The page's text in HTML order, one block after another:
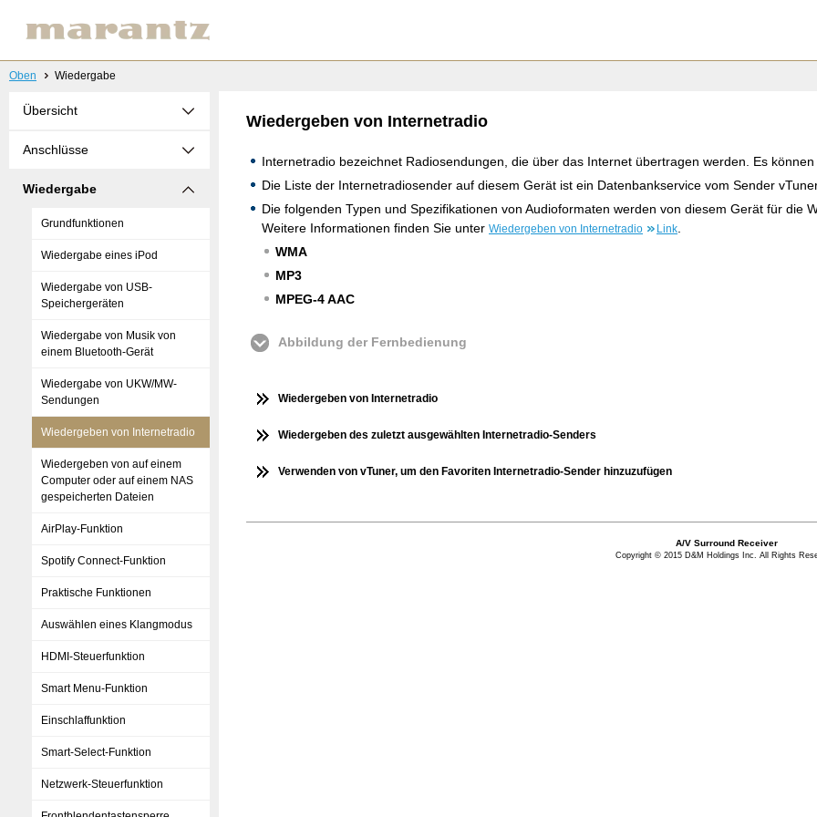
Oben Wiedergabe
Übersicht
Anschlüsse
Wiedergabe
Grundfunktionen
Wiedergabe eines iPod
Wiedergabe von USB-
Speichergeräten
Wiedergabe von Musik von
einem Bluetooth-Gerät
Wiedergabe von UKW/MW-
Sendungen
Wiedergeben von Internetradio
Wiedergeben von auf einem
Computer oder auf einem NAS
gespeicherten Dateien
AirPlay-Funktion
Spotify Connect-Funktion
Praktische Funktionen
Auswählen eines Klangmodus
HDMI-Steuerfunktion
Smart Menu-Funktion
Einschlaffunktion
Smart-Select-Funktion
Netzwerk-Steuerfunktion
Wiedergeben von Internetradio
Internetradio bezeichnet Radiosendungen, die über das Internet übertragen werden. Es
Die Liste der Internetradiosender auf diesem Gerät ist ein Datenbankservice vom Sender
Die folgenden Typen und Spezifikationen von Audioformaten werden von diesem Gerät für die
Weitere Informationen finden Sie unter Wiedergeben von Internetradio Link.
WMA
MP3
MPEG-4 AAC
Abbildung der Fernbedienung
Wiedergeben von Internetradio
Wiedergeben des zuletzt ausgewählten Internetradio-Senders
Verwenden von vTuner, um den Favoriten Internetradio-Sender hinzuzufügen
A/V Surround Receiver
Copyright © 2015 D&M Holdings Inc. All Rights